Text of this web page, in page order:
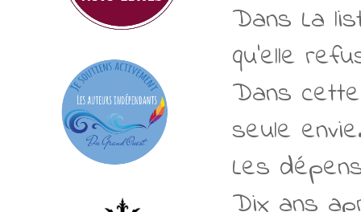
Dans La
qu'elle
Dans
seule
Les